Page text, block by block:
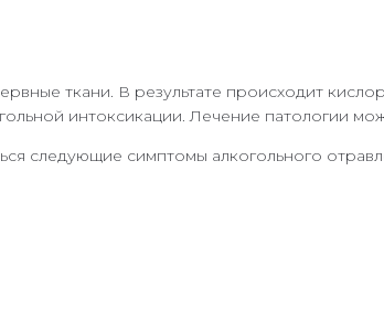
ткани. В результате происходит
интоксикации. Лечение патологии
следующие симптомы алкогольного